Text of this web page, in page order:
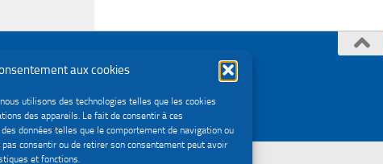
aux cookies
utilisons des technologies telles que les cookies
des appareils. Le fait de consentir à ces
données telles que le comportement de navigation ou
consentir ou de retirer son consentement peut avoir
et fonctions.
Hueman